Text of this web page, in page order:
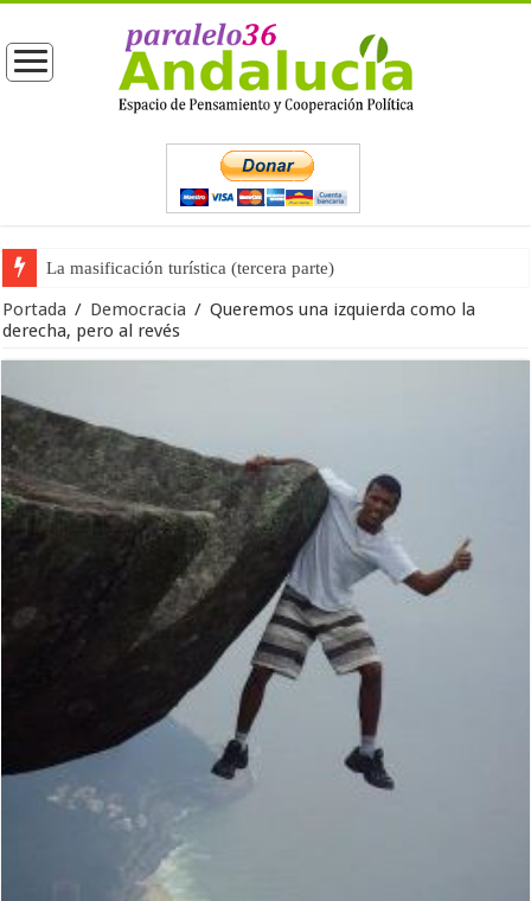
La masificación turística (tercera parte)
La opinión pública ante las próximas elecciones generales
Portada / Democracia / Queremos una izquierda como la
derecha, pero al revés